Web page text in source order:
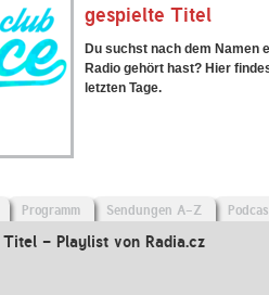
gespielte Titel
Du suchst nach dem Namen
Radio gehört hast? Hier
letzten Tage.
Programm Sendungen A-Z
- Playlist von Radia.cz